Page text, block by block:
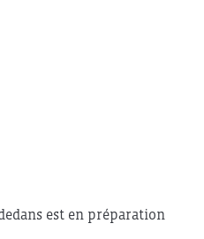
est en préparation